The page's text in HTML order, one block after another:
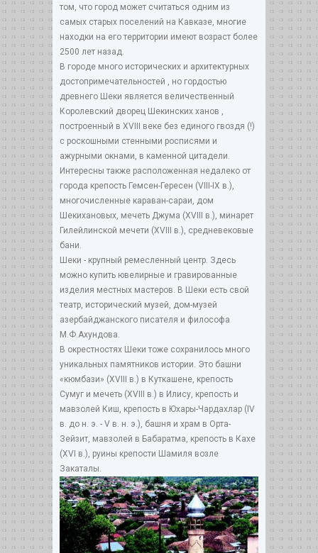
том, что город может считаться одним из
самых старых поселений на Кавказе, многие
находки на его территории имеют возраст более
2500 лет назад.
В городе много исторических и архитектурных
достопримечательностей , но гордостью
древнего Шеки является величественный
Королевский дворец Шекинских ханов ,
построенный в XVIII веке без единого гвоздя (!)
с роскошными стенными росписями и
ажурными окнами, в каменной цитадели.
Интересны также расположенная недалеко от
города крепость Гемсен-Гересен (VIII-IX в.),
многочисленные караван-сараи, дом
Шекихановых, мечеть Джума (XVIII в.), минарет
Гилейлинской мечети (XVIII в.), средневековые
бани.
Шеки - крупный ремесленный центр. Здесь
можно купить ювелирные и гравированные
изделия местных мастеров. В Шеки есть свой
театр, исторический музей, дом-музей
азербайджанского писателя и философа
М.Ф.Ахундова.
В окрестностях Шеки тоже сохранилось много
уникальных памятников истории. Это башни
«кюмбази» (XVIII в.) в Куткашене, крепость
Сумуг и мечеть (XVIII в.) в Илису, крепость и
мавзолей Киш, крепость в Юхары-Чардахлар (IV
в. до н. э. - V в. н. э.), башня и храм в Орта-
Зейзит, мавзолей в Бабаратма, крепость в Кахе
(XVI в.), руины крепости Шамиля возле
Закаталы.